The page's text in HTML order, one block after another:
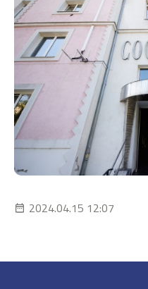
2024.04.15 12:07